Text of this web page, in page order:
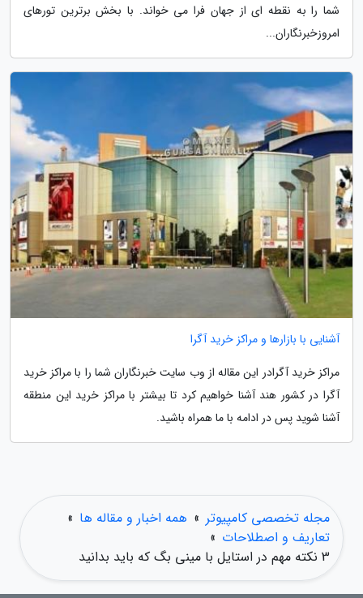
شما را به نقطه ای از جهان فرا می خواند. با بخش برترین تورهای
امروزخبرنگاران...
آشنایی با بازارها و مراکز خرید آگرا
مراکز خرید آگرادر این مقاله از وب سایت خبرنگاران شما را با مراکز خرید
آگرا در کشور هند آشنا خواهیم کرد تا بیشتر با مراکز خرید این منطقه
آشنا شوید پس در ادامه با ما همراه باشید.
مجله تخصصی کامپیوتر » همه اخبار و مقاله ها »
تعاریف و اصطلاحات »
3 نکته مهم در استایل با مینی بگ که باید بدانید